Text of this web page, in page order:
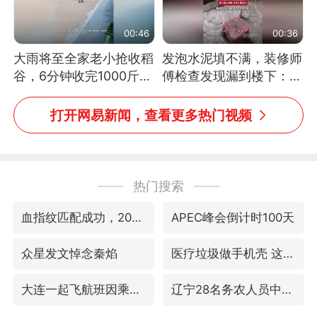
00:46
大雨将至全家老小抢收稻
谷，6分钟收完1000斤，
没有一个人掉链子
00:36
发泡水泥填不满，装修师
傅检查发现漏到楼下：出
风口未延伸到外墙
打开网易新闻，查看更多热门视频
热门搜索
血指纹匹配成功，20年悬案告破！凶手被执行死刑 APEC峰会倒计时100天
众星发文悼念秦焰 医疗垃圾做手机壳 这也是谋财害命
大连一起飞航班因乘客可乐爆瓶折返 辽宁28名务农人员中暑死亡？官方辟谣